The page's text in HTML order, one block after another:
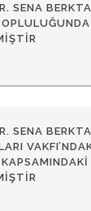
SENA
SENA